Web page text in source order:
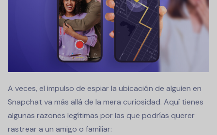
A veces, el impulso de espiar la ubicación de alguien en
Snapchat va más allá de la mera curiosidad. Aquí tienes
algunas razones legítimas por las que podrías querer
rastrear a un amigo o familiar: